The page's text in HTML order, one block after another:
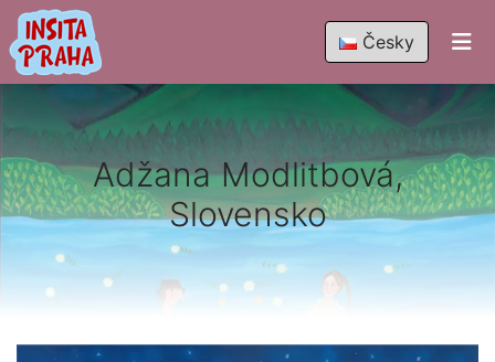
Česky
Adžana Modlitbová,
Slovensko